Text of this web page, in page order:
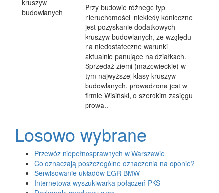
Przy budowie różnego typ
nieruchomości, niekiedy konieczne
jest pozyskanie dodatkowych
kruszyw budowlanych, ze względu
na niedostateczne warunki
aktualnie panujące na działkach.
Sprzedaż ziemi (mazowieckie) w
tym najwyższej klasy kruszyw
budowlanych, prowadzona jest w
firmie Wisiński, o szerokim zasięgu
prowa...
Losowo wybrane
Przewóz niepełnosprawnych w Warszawie
Co oznaczają poszczególne oznaczenia na oponie?
Serwisowanie układów EGR BMW
Internetowa wyszukiwarka połączeń PKS